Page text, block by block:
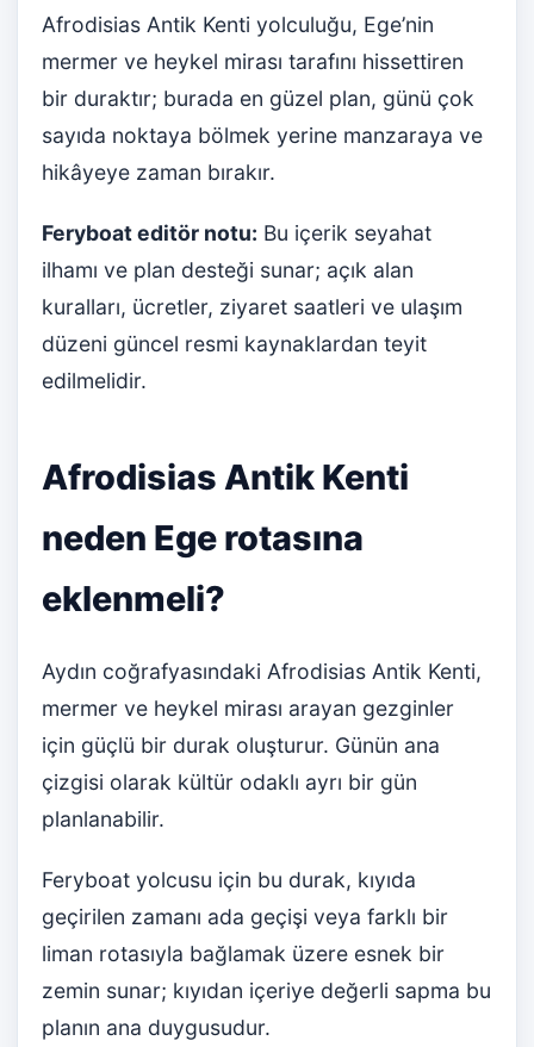
Afrodisias Antik Kenti yolculuğu, Ege’nin
mermer ve heykel mirası tarafını hissettiren
bir duraktır; burada en güzel plan, günü çok
sayıda noktaya bölmek yerine manzaraya ve
hikâyeye zaman bırakır.
Feryboat editör notu: Bu içerik seyahat
ilhamı ve plan desteği sunar; açık alan
kuralları, ücretler, ziyaret saatleri ve ulaşım
düzeni güncel resmi kaynaklardan teyit
edilmelidir.
Afrodisias Antik Kenti
neden Ege rotasına
eklenmeli?
Aydın coğrafyasındaki Afrodisias Antik Kenti,
mermer ve heykel mirası arayan gezginler
için güçlü bir durak oluşturur. Günün ana
çizgisi olarak kültür odaklı ayrı bir gün
planlanabilir.
Feryboat yolcusu için bu durak, kıyıda
geçirilen zamanı ada geçişi veya farklı bir
liman rotasıyla bağlamak üzere esnek bir
zemin sunar; kıyıdan içeriye değerli sapma bu
planın ana duygusudur.